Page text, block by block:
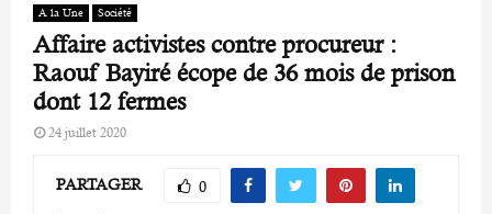
A la Une Société
Affaire activistes contre procureur :
Raouf Bayiré écope de 36 mois de prison
dont 12 fermes
24 juillet 2020
PARTAGER 0